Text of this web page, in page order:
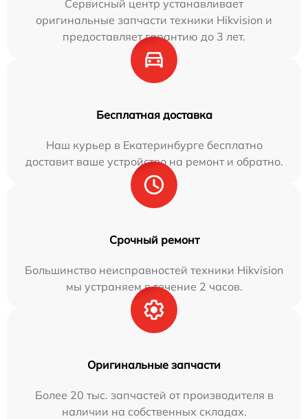
Сервисный центр устанавливает
оригинальные запчасти техники Hikvision и
предоставляет гарантию до 3 лет.
Бесплатная доставка
Наш курьер в Екатеринбурге бесплатно
доставит ваше устройство на ремонт и обратно.
Срочный ремонт
Большинство неисправностей техники Hikvision
мы устраняем в течение 2 часов.
Оригинальные запчасти
Более 20 тыс. запчастей от производителя в
наличии на собственных складах.